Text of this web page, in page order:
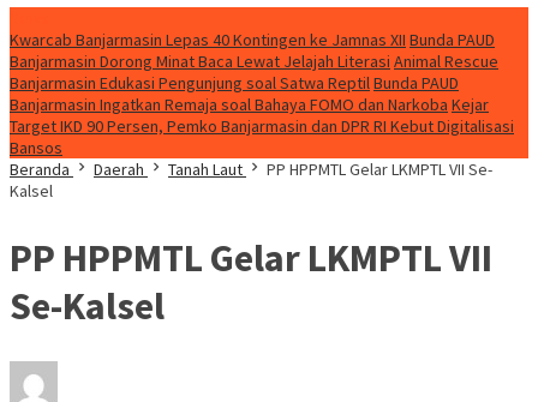
Kwarcab Banjarmasin Lepas 40 Kontingen ke Jamnas XII Bunda PAUD
Banjarmasin Dorong Minat Baca Lewat Jelajah Literasi Animal Rescue
Banjarmasin Edukasi Pengunjung soal Satwa ReptilBunda PAUD
Banjarmasin Ingatkan Remaja soal Bahaya FOMO dan Narkoba Kejar
Target IKD 90 Persen, Pemko Banjarmasin dan DPR RI Kebut Digitalisasi
Bansos
Beranda
Daerah Tanah Laut
PP HPPMTL Gelar LKMPTL VII Se-
Kalsel
PP HPPMTL Gelar LKMPTL VII
Se-Kalsel